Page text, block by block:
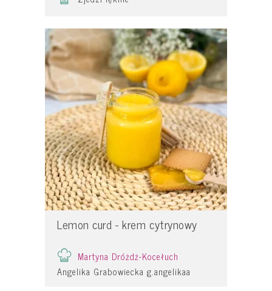
Lemon curd - krem cytrynowy
Martyna Dróżdż-Kocełuch
Angelika Grabowiecka g.angelikaa